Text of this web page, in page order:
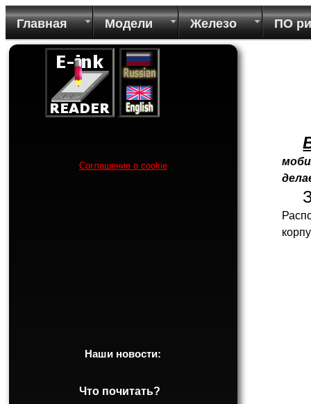
Главная Модели Железо ПО
Соглашение о cookie
Наши новости:
Что почитать?